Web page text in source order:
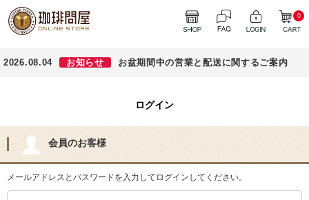
0
2026.08.04 お知らせ お盆期間中の営業と配送に関するご案内
ログイン
会員のお客様
メールアドレスとパスワードを入力してログインしてください。